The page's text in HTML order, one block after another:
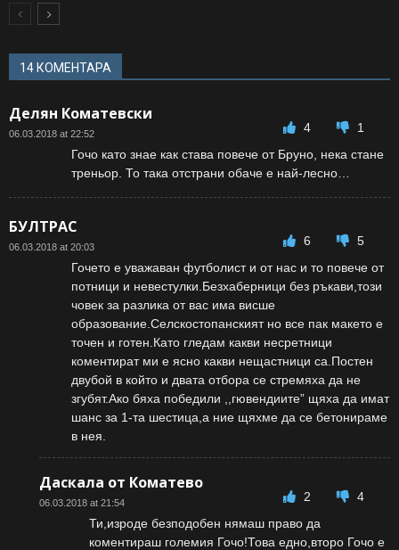
14 КОМЕНТАРА
Делян Коматевски
06.03.2018 at 22:52 4
1
Гочо като знае как става повече от Бруно, нека стане
треньор. То така отстрани обаче е най-лесно…
БУЛТРАС
06.03.2018 at 20:03 6
5
Гочето е уважаван футболист и от нас и то повече от
потници и невестулки.Безхаберници без ръкави,този
човек за разлика от вас има висше
образование.Селскостопанският но все пак макето е
точен и готен.Като гледам какви несретници
коментират ми е ясно какви нещастници са.Постен
двубой в който и двата отбора се стремяха да не
згубят.Ако бяха победили ,,гювендиите” щяха да имат
шанс за 1-та шестица,а ние щяхме да се бетонираме
в нея.
Даскала от Коматево
06.03.2018 at 21:54 2
4
Ти,изроде безподобен нямаш право да
коментираш големия Гочо!Това едно,второ Гочо е